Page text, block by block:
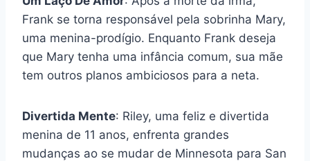
Frank se torna responsável pela sobrinha Mary,
uma menina-prodígio. Enquanto Frank deseja
que Mary tenha uma infância comum, sua mãe
tem outros planos ambiciosos para a neta.
Divertida Mente: Riley, uma feliz e divertida
menina de 11 anos, enfrenta grandes
mudanças ao se mudar de Minnesota para San